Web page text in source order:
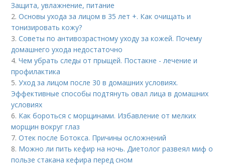
Защита, увлажнение, питание
2.Основы ухода за лицом в 35 лет +. Как очищать и
тонизировать кожу?
3.Советы по антивозрастному уходу за кожей. Почему
домашнего ухода недостаточно
4.Чем убрать следы от прыщей. Постакне - лечение и
профилактика
5.Уход за лицом после 30 в домашних условиях.
Эффективные способы подтянуть овал лица в домашних
условиях
6. Как бороться с морщинами. Избавление от мелких
морщин вокруг глаз
7.Отек после Ботокса. Причины осложнений
8. Можно ли пить кефир на ночь. Диетолог развеял миф о
пользе стакана кефира перед сном